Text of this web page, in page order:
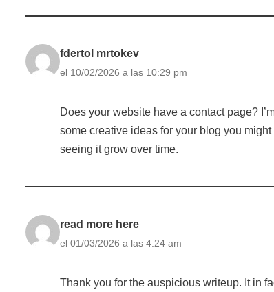
fdertol mrtokev
el 10/02/2026 a las 10:29 pm
Does your website have a contact page?
some creative ideas for your blog you
seeing it grow over time.
read more here
el 01/03/2026 a las 4:24 am
Thank you for the auspicious writeup. It in